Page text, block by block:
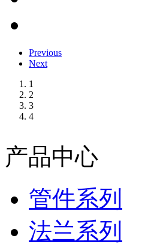
Previous
Next
1
2
3
4
产品中心
管件系列
法兰系列